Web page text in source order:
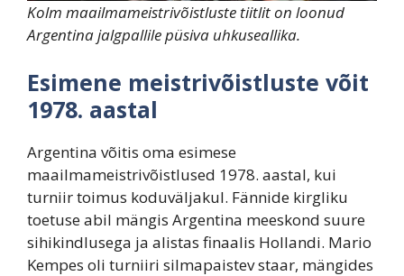
Kolm maailmameistrivõistluste tiitlit on loonud
Argentina jalgpallile püsiva uhkuseallika.
Esimene meistrivõistluste võit
1978. aastal
Argentina võitis oma esimese
maailmameistrivõistlused 1978. aastal, kui
turniir toimus koduväljakul. Fännide kirgliku
toetuse abil mängis Argentina meeskond suure
sihikindlusega ja alistas finaalis Hollandi. Mario
Kempes oli turniiri silmapaistev staar, mängides